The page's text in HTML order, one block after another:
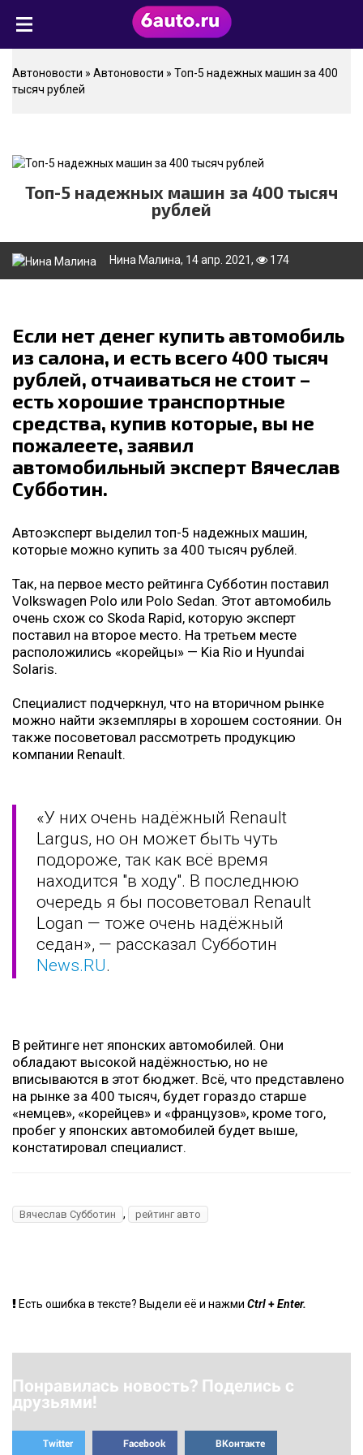
Автоновости » Автоновости » Топ-5 надежных машин за 400
тысяч рублей
Топ-5 надежных машин за 400 тысяч
рублей
Нина Малина, 14 апр. 2021, 174
Если нет денег купить автомобиль
из салона, и есть всего 400 тысяч
рублей, отчаиваться не стоит –
есть хорошие транспортные
средства, купив которые, вы не
пожалеете, заявил
автомобильный эксперт Вячеслав
Субботин.
Автоэксперт выделил топ-5 надежных машин,
которые можно купить за 400 тысяч рублей.
Так, на первое место рейтинга Субботин поставил
Volkswagen Polo или Polo Sedan. Этот автомобиль
очень схож со Skoda Rapid, которую эксперт
поставил на второе место. На третьем месте
расположились «корейцы» — Kia Rio и Hyundai
Solaris.
Специалист подчеркнул, что на вторичном рынке
можно найти экземпляры в хорошем состоянии. Он
также посоветовал рассмотреть продукцию
компании Renault.
«У них очень надёжный Renault
Largus, но он может быть чуть
подороже, так как всё время
находится "в ходу". В последнюю
очередь я бы посоветовал Renault
Logan — тоже очень надёжный
седан», — рассказал Субботин
News.RU.
В рейтинге нет японских автомобилей. Они
обладают высокой надёжностью, но не
вписываются в этот бюджет. Всё, что представлено
на рынке за 400 тысяч, будет гораздо старше
«немцев», «корейцев» и «французов», кроме того,
пробег у японских автомобилей будет выше,
констатировал специалист.
Вячеслав Субботин , рейтинг авто
Есть ошибка в тексте? Выдели её и нажми Ctrl+Enter.
Понравилась новость? Поделись с
друзьями!
Twitter Facebook ВКонтакте